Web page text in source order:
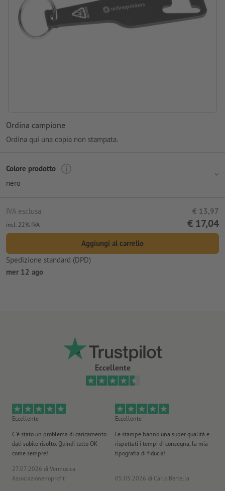
Ordina campione
Ordina qui una copia non stampata.
Colore prodotto
nero
IVA esclusa € 13,97
incl. 22% IVA € 17,04
Aggiungi al carrello
Spedizione standard (DPD)
mer 12 ago
Eccellente
Eccellente
C'è stato un problema di caricamento
dati subito risolto. Quindi tutto OK
come sempre!
27.07.2026 di Vermusica
Associazionenoprofit
Eccellente
Le stampe hanno una super qualità e
rispettati i tempi di consegna, la mia
tipografia di fiducia!
05.05.2026 di Carlo Bertella